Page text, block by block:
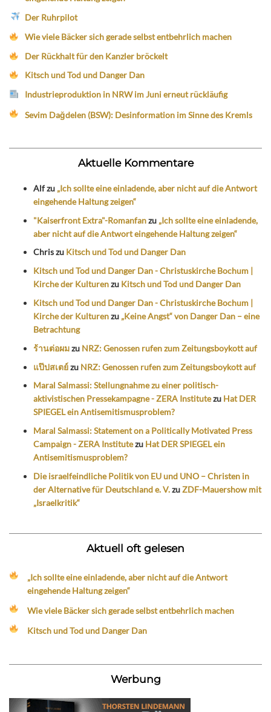
Der Ruhrpilot
Wie viele Bäcker sich gerade selbst entbehrlich machen
Der Rückhalt für den Kanzler bröckelt
Kitsch und Tod und Danger Dan
Industrieproduktion in NRW im Juni erneut rückläufig
Sevim Dağdelen (BSW): Desinformation im Sinne des Kremls
Aktuelle Kommentare
Alfzu „Ich sollte eine einladende, aber nicht auf die Antwort
eingehende Haltung zeigen“
"Kaiserfront Extra"-Romanfanzu „Ich sollte eine einladende,
aber nicht auf die Antwort eingehende Haltung zeigen“
Chriszu Kitsch und Tod und Danger Dan
Kitsch und Tod und Danger Dan - Christuskirche Bochum |
Kirche der Kulturenzu Kitsch und Tod und Danger Dan
Kitsch und Tod und Danger Dan - Christuskirche Bochum |
Kirche der Kulturenzu „Keine Angst“ von Danger Dan – eine
Betrachtung
ร้านต่อผมzu NRZ: Genossen rufen zum Zeitungsboykott auf
แป๊ปสเตย์zu NRZ: Genossen rufen zum Zeitungsboykott auf
Maral Salmassi: Stellungnahme zu einer politisch-
aktivistischen Pressekampagne - ZERA Institutezu Hat DER
SPIEGEL ein Antisemitismusproblem?
Maral Salmassi: Statement on a Politically Motivated Press
Campaign - ZERA Institutezu Hat DER SPIEGEL ein
Antisemitismusproblem?
Die israelfeindliche Politik von EU und UNO – Christen in
der Alternative für Deutschland e. V.zuZDF-Mauershow mit
„Israelkritik“
Aktuell oft gelesen
„Ich sollte eine einladende, aber nicht auf die Antwort
eingehende Haltung zeigen“
Wie viele Bäcker sich gerade selbst entbehrlich machen
Kitsch und Tod und Danger Dan
Werbung